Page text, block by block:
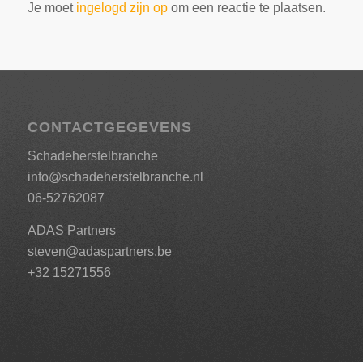
Je moet ingelogd zijn opom een reactie te plaatsen.
CONTACTGEGEVENS
Schadeherstelbranche
info@schadeherstelbranche.nl
06-52762087
ADAS Partners
steven@adaspartners.be
+32 15271556